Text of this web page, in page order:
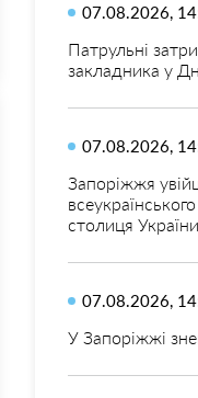
07.08.2026,
Патрульні
закладника у
07.08.2026,
Запоріжжя
столиця
07.08.2026,
У Запоріжжі